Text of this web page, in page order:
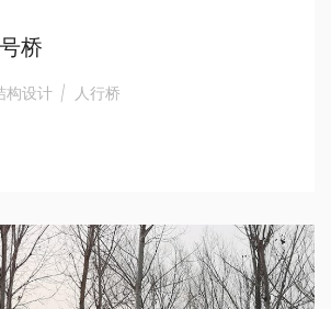
桥
构设计 | 人行桥